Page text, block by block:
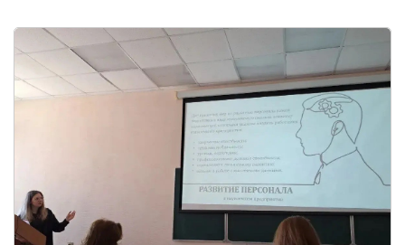
Об университете
Наука